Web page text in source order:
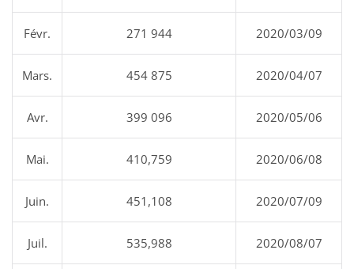
Févr. 271 944 2020/03/09
Mars. 454 875 2020/04/07
Avr. 399 096 2020/05/06
Mai. 410,759 2020/06/08
Juin. 451,108 2020/07/09
Juil. 535,988 2020/08/07